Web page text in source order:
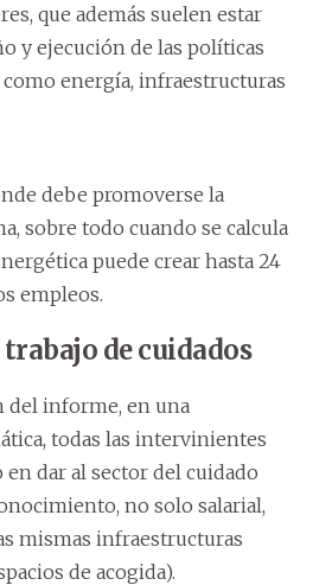
que además suelen estar
y ejecución de las políticas
como energía, infraestructuras
debe promoverse la
sobre todo cuando se calcula
puede crear hasta 24
empleos.
de cuidados
del informe, en una
todas las intervinientes
dar al sector del cuidado
no solo salarial,
mismas infraestructuras
de acogida).